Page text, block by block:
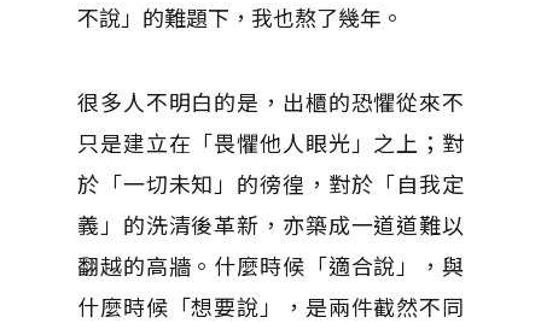
不說」的難題下，我也熬了幾年。
很多人不明白的是，出櫃的恐懼從來不
只是建立在「畏懼他人眼光」之上；對
於「一切未知」的徬徨，對於「自我定
義」的洗清後革新，亦築成一道道難以
翻越的高牆。什麼時候「適合說」，與
什麼時候「想要說」，是兩件截然不同